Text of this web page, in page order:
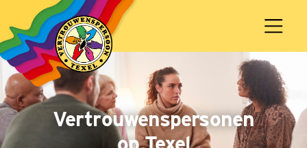
Vertrouwenspersonen
op Texel